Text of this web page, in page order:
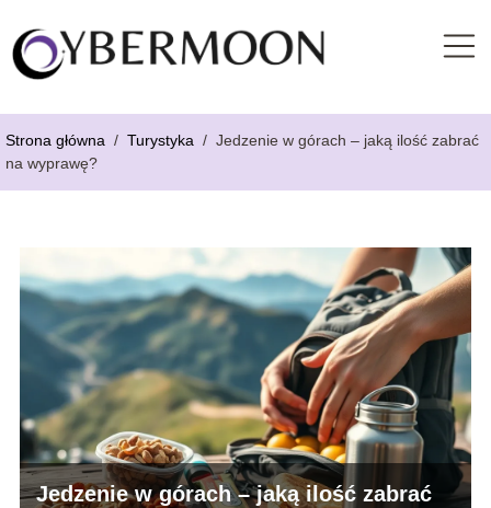
Strona główna / Turystyka / Jedzenie w górach – jaką ilość zabrać
na wyprawę?
Jedzenie w górach – jaką ilość zabrać